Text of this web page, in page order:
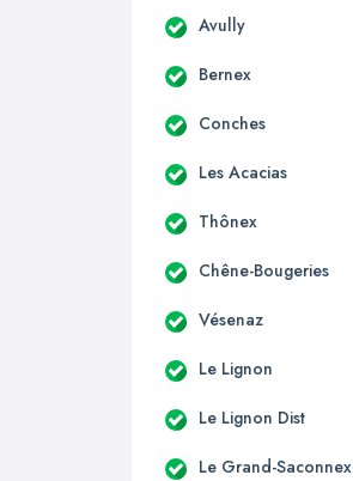
Avully
Bernex
Conches
Les Acacias
Thônex
Chêne-Bougeries
Vésenaz
Le Lignon
Le Lignon Dist
Le Grand-Saconnex